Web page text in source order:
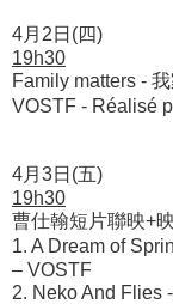
4月2日(四)
19h30
Family matters -
VOSTF - Réalisé
4月3日(五)
19h30
曹仕翰短片聯映+
1. A Dream of
– VOSTF
2. Neko And Flies